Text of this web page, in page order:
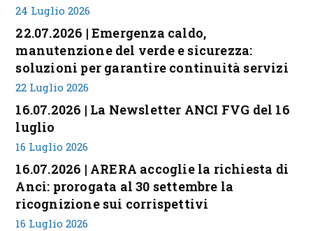
24 Luglio 2026
22.07.2026 | Emergenza caldo,
manutenzione del verde e sicurezza:
soluzioni per garantire continuità servizi
22 Luglio 2026
16.07.2026 | La Newsletter ANCI FVG del 16
luglio
16 Luglio 2026
16.07.2026 | ARERA accoglie la richiesta di
Anci: prorogata al 30 settembre la
ricognizione sui corrispettivi
16 Luglio 2026